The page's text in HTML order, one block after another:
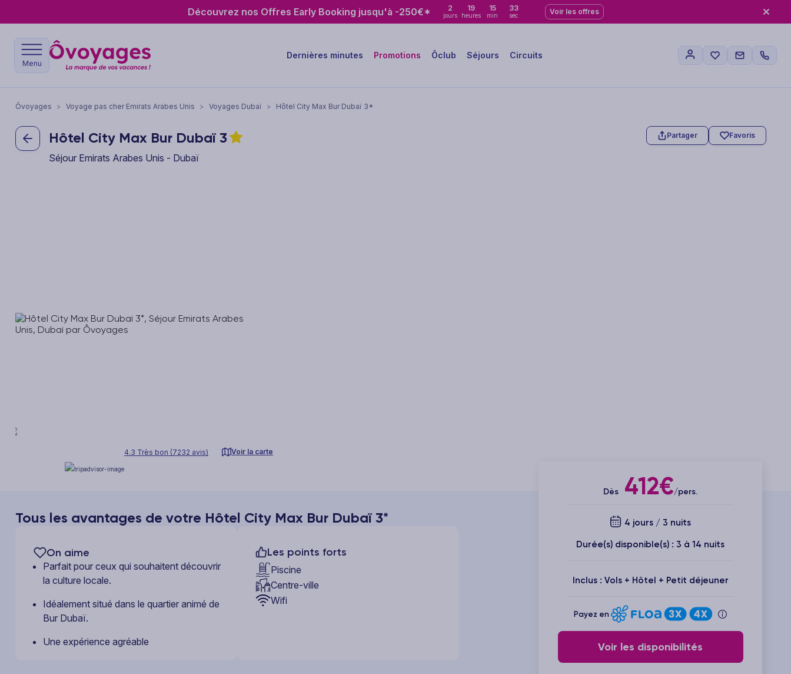
Découvrez nos Offres Early Booking jusqu'à -250€* 2
jours
19
heures
15
min
32
sec Voir les offres
Menu
Dernières minutes Promotions Ôclub Séjours Circuits
Ôvoyages > Voyage pas cher Emirats Arabes Unis > Voyages Dubaï > Hôtel City Max Bur Dubaï 3*
Hôtel City Max Bur Dubaï 3
Séjour Emirats Arabes Unis - Dubaï
Partager Favoris
4.3 Très bon (7232 avis) Voir la carte
Tous les avantages de votre Hôtel City Max Bur Dubaï 3*
On aime
Parfait pour ceux qui souhaitent découvrir
la culture locale.
Idéalement situé dans le quartier animé de
Bur Dubaï.
Une expérience agréable
Les points forts
Piscine
Centre-ville
Wifi
Dès 412€/pers.
4 jours / 3 nuits
Durée(s) disponible(s) : 3 à 14 nuits
Inclus : Vols + Hôtel + Petit déjeuner
Payez en
Voir les disponibilités